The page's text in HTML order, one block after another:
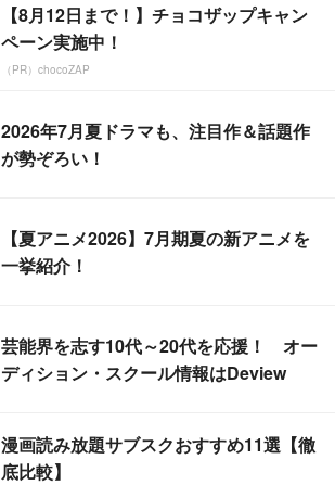
【8月12日まで！】チョコザップキャン
ペーン実施中！
（PR）chocoZAP
2026年7月夏ドラマも、注目作＆話題作
が勢ぞろい！
【夏アニメ2026】7月期夏の新アニメを
一挙紹介！
芸能界を志す10代～20代を応援！ オー
ディション・スクール情報はDeview
漫画読み放題サブスクおすすめ11選【徹
底比較】